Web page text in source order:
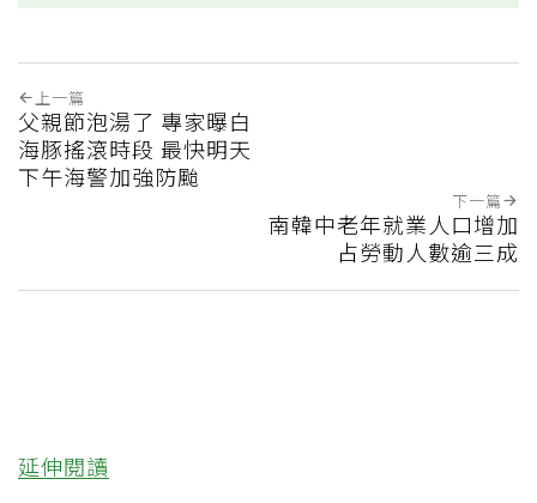
上一篇
父親節泡湯了 專家曝白
海豚搖滾時段 最快明天
下午海警加強防颱
下一篇
南韓中老年就業人口增加
占勞動人數逾三成
延伸閱讀